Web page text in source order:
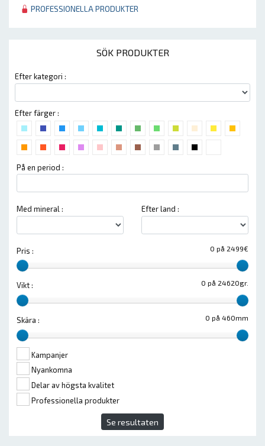
PROFESSIONELLA PRODUKTER
SÖK PRODUKTER
Efter kategori :
Efter färger :
På en period :
Med mineral : Efter land :
0 på 2499€
Pris :
0 på 24620gr.
Vikt :
0 på 460mm
Skära :
Kampanjer
Nyankomna
Delar av högsta kvalitet
Professionella produkter
Se resultaten